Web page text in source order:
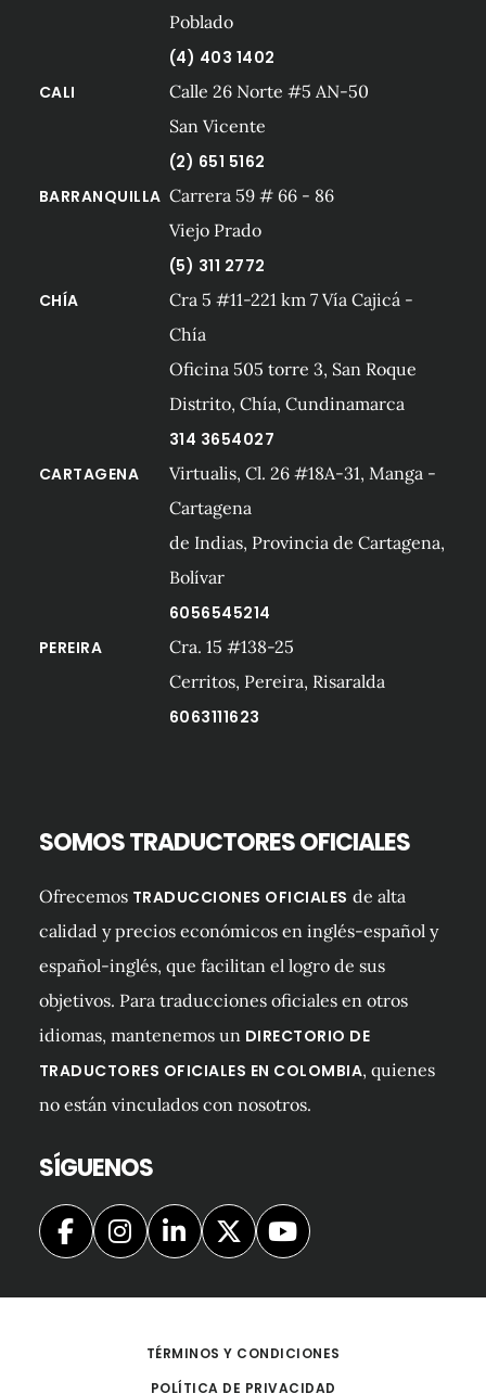
Poblado
(4) 403 1402
CALI
Calle 26 Norte #5 AN-50
San Vicente
(2) 651 5162
BARRANQUILLA Carrera 59 # 66 - 86
Viejo Prado
(5) 311 2772
CHÍA
Cra 5 #11-221 km 7 Vía Cajicá -
Chía
Oficina 505 torre 3, San Roque
Distrito, Chía, Cundinamarca
314 3654027
CARTAGENA
Virtualis, Cl. 26 #18A-31, Manga -
Cartagena
de Indias, Provincia de Cartagena,
Bolívar
6056545214
PEREIRA
Cra. 15 #138-25
Cerritos, Pereira, Risaralda
6063111623
SOMOS TRADUCTORES OFICIALES
Ofrecemos TRADUCCIONES OFICIALES de alta
calidad y precios económicos en inglés-español y
español-inglés, que facilitan el logro de sus
objetivos. Para traducciones oficiales en otros
idiomas, mantenemos un DIRECTORIO DE
TRADUCTORES OFICIALES EN COLOMBIA, quienes
no están vinculados con nosotros.
SÍGUENOS
TÉRMINOS Y CONDICIONES
POLÍTICA DE PRIVACIDAD